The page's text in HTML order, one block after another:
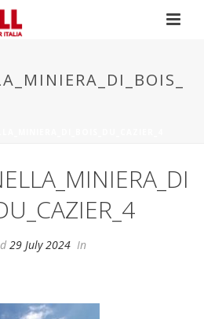
29 July 2024 In